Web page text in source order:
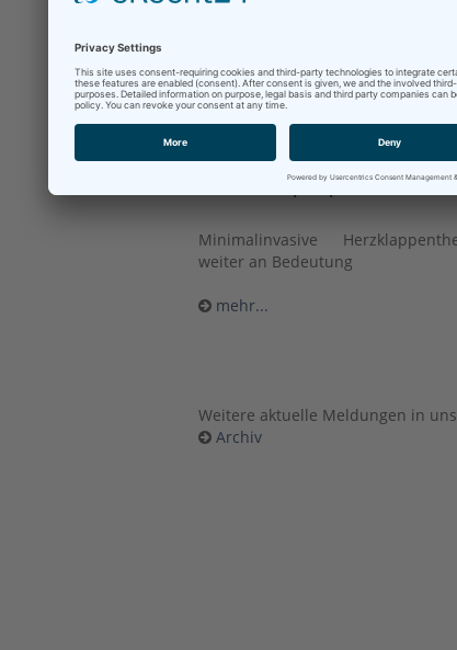
Mehr Tempo für die Zukunft des
Bad Hersfeld GmbH zu der
Tempo für die Zukunft des HKZ"
300. MitraClip-Implantation im
Minimalinvasive
weiter an Bedeutung
mehr...
Weitere aktuelle Meldungen in
Archiv